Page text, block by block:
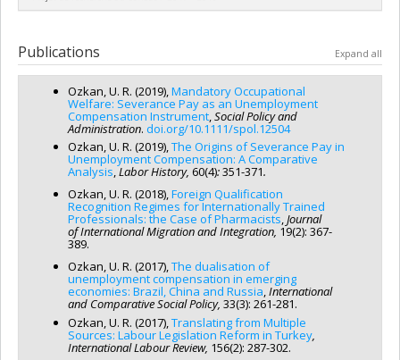
Bergeron,Emmanuelle Champion,Stephanie Blandine
Pelletier
Vincent Pasquier
Funding sources:FRQSC/Fonds de recherche du Québec -
Société et culture (FQRSC)
Grant programs:PV129894-(RG) Programme Regroupements
stratégiques
Anne-Marie Laflamme, Dalia Gesualdi-Fecteau
François Bolduc
Funding sources:FRQSC/Fonds de recherche du Québec -
Société et culture (FQRSC)
Grant programs:PV129894-(RG) Programme Regroupements
stratégiques
humaines du Canada
Co-researchers :
Marie-
Thérèse Chicha,Sirma Bilge,Alain Gagnon,Françoise
Armand,Solène Lardoux,Géraldine Mossière,Marie-Odile
Magnan,Umut Riza Ozkan,Sébastien Arcand,Corina Borri-
Anadon,Alain Bélanger,Claude Gélinas,Michèle Vatz-
Laaroussi,Bronwen E. Low,Marilyn Steinbach,
Germain,Damaris Rose, Xavier Leloup,Jack Jedwab,Maryse
,Lilyane Rachedi,Micheline Milot,Anne Saris,
Catherine Amiot,Pierre Bosset,Paul Eid,Mircea Vultur
Josiane Le Gall , Gina Lafortune,Éric-André Charest
Gallant,Chedly Belkhodja, Maya Yampolsky,Stéphanie
Tremblay
Funding sources:FRQSC/Fonds de recherche du Québec -
Grant programs: PV129894-(RG) Programme Regroupements
stratégiques
Publications Expand all
Ozkan, U. R. (2019),Mandatory Occupational
Welfare: Severance Pay as an Unemployment
Compensation Instrument,Social Policy and
Administration. doi.org/10.1111/spol.12504
Ozkan, U. R. (2019),The Origins of Severance Pay in
Unemployment Compensation: A Comparative
Analysis,Labor History, 60(4):351-371.
Ozkan, U. R. (2018),Foreign Qualification
Recognition Regimes for Internationally Trained
Professionals: the Case of Pharmacists,Journal
ofInternational Migration and Integration, 19(2): 367-
389.
Ozkan, U. R. (2017),The dualisation of
unemployment compensation in emerging
economies: Brazil, China and Russia,International
and Comparative Social Policy, 33(3): 261-281.
Ozkan, U. R. (2017),Translating from Multiple
Sources: Labour Legislation Reform in Turkey,
International Labour Review, 156(2): 287-302.